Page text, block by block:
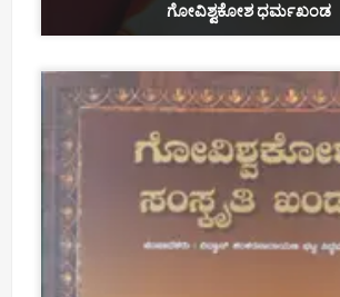
ಗೋವಿಶ್ವಕೋಶ ಧರ್ಮಖಂಡ